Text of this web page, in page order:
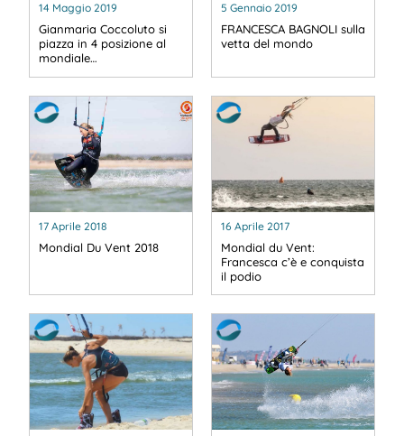
14 Maggio 2019
Gianmaria Coccoluto si
piazza in 4 posizione al
mondiale…
5 Gennaio 2019
FRANCESCA BAGNOLI sulla
vetta del mondo
17 Aprile 2018
Mondial Du Vent 2018
16 Aprile 2017
Mondial du Vent:
Francesca c’è e conquista
il podio